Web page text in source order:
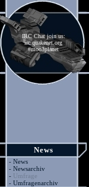
IRC Chat join us:
irc.quakenet.org
#moo3planet
News
- News
- Newsarchiv
- Umfrage
- Umfragenarchiv